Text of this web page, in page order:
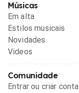
Músicas
Em alta
Estilos musicais
Novidades
Videos
Comunidade
Entrar ou criar conta